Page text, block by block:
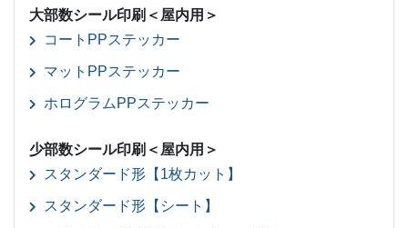
大部数シール印刷＜屋内用＞
コートPPステッカー
マットPPステッカー
ホログラムPPステッカー
少部数シール印刷＜屋内用＞
スタンダード形【1枚カット】
スタンダード形【シート】